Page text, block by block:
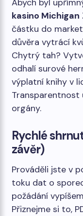
Abych byl
kasino Michigan
částku do
důvěra vytrácí
Chytrý tah?
odhalí surové
výplatní knihy v
Transparentnost
orgány.
Rychlé
závěr)
Prováděli jste v
toku dat o
požádání
Přiznejme si to,